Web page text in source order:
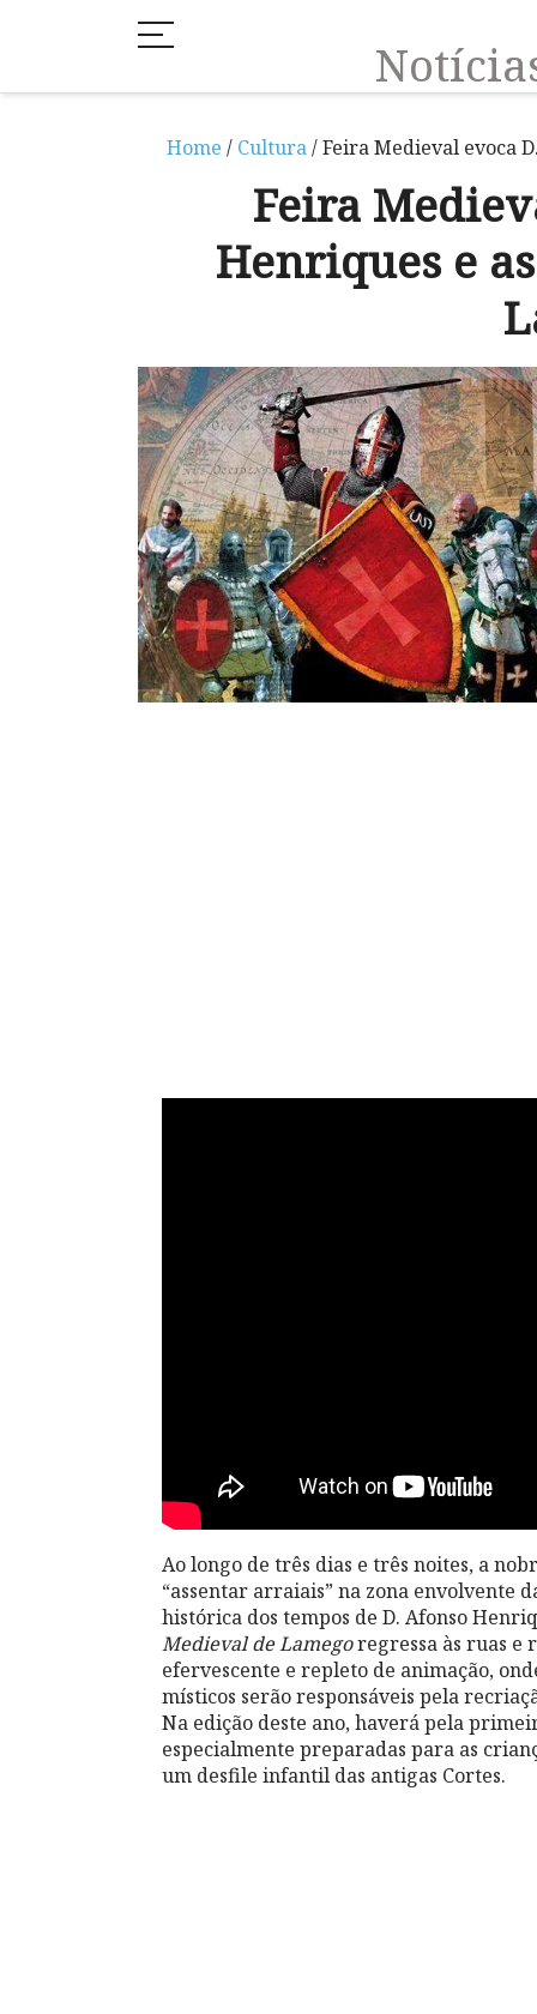
Home / Cultura/ Feira Medieval evoca
Feira
Henriques e
Ao longo de três dias e três noites, a
“assentar arraiais” na zona envolvente
histórica dos tempos de D. Afonso
Medieval de Lamegoregressa às ruas e
efervescente e repleto de animação,
místicos serão responsáveis pela
Na edição deste ano, haverá pela
especialmente preparadas para as
um desfile infantil das antigas Cortes.